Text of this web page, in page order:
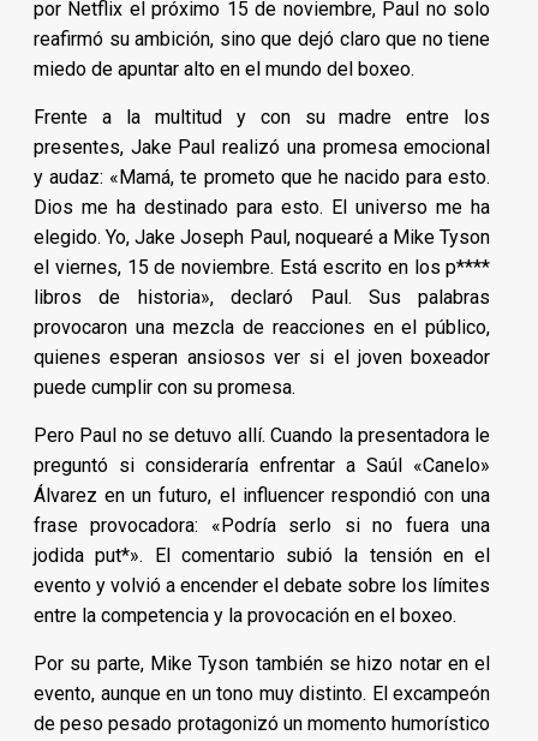
por Netflix el próximo 15 de noviembre, Paul no solo
reafirmó su ambición, sino que dejó claro que no tiene
miedo de apuntar alto en el mundo del boxeo.
Frente a la multitud y con su madre entre los
presentes, Jake Paul realizó una promesa emocional
y audaz: «Mamá, te prometo que he nacido para esto.
Dios me ha destinado para esto. El universo me ha
elegido. Yo, Jake Joseph Paul, noquearé a Mike Tyson
el viernes, 15 de noviembre. Está escrito en los p****
libros de historia», declaró Paul. Sus palabras
provocaron una mezcla de reacciones en el público,
quienes esperan ansiosos ver si el joven boxeador
puede cumplir con su promesa.
Pero Paul no se detuvo allí. Cuando la presentadora le
preguntó si consideraría enfrentar a Saúl «Canelo»
Álvarez en un futuro, el influencer respondió con una
frase provocadora: «Podría serlo si no fuera una
jodida put*». El comentario subió la tensión en el
evento y volvió a encender el debate sobre los límites
entre la competencia y la provocación en el boxeo.
Por su parte, Mike Tyson también se hizo notar en el
evento, aunque en un tono muy distinto. El excampeón
de peso pesado protagonizó un momento humorístico